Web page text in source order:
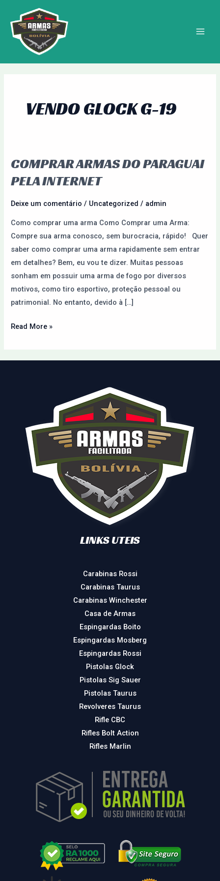
para
conteúdo
VENDO GLOCK G-19
COMPRAR ARMAS DO PARAGUAI
PELA INTERNET
Deixe um comentário / Uncategorized / admin
Como comprar uma arma Como Comprar uma Arma:
Compre sua arma conosco, sem burocracia, rápido! Quer
saber como comprar uma arma rapidamente sem entrar
em detalhes? Bem, eu vou te dizer. Muitas pessoas
sonham em possuir uma arma de fogo por diversos
motivos, como tiro esportivo, proteção pessoal ou
patrimonial. No entanto, devido à […]
Comprar
do
Paraguai
Internet
Read More »
LINKS UTEIS
Carabinas Rossi
Carabinas Taurus
Carabinas Winchester
Casa de Armas
Espingardas Boito
Espingardas Mosberg
Espingardas Rossi
Pistolas Glock
Pistolas Sig Sauer
Pistolas Taurus
Revolveres Taurus
Rifle CBC
Rifles Bolt Action
Rifles Marlin